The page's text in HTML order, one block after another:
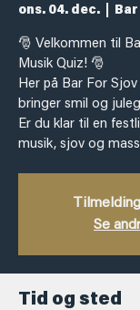
ons. 04. dec.
🎅 Velkommen til
Musik Quiz! 🎅
Her på Bar For
bringer smil og
Er du klar til en
musik, sjov og
Se
Tid og sted